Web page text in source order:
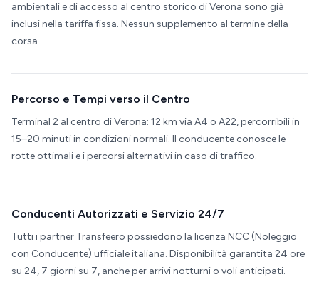
ambientali e di accesso al centro storico di Verona sono già
inclusi nella tariffa fissa. Nessun supplemento al termine della
corsa.
Percorso e Tempi verso il Centro
Terminal 2 al centro di Verona: 12 km via A4 o A22, percorribili in
15–20 minuti in condizioni normali. Il conducente conosce le
rotte ottimali e i percorsi alternativi in caso di traffico.
Conducenti Autorizzati e Servizio 24/7
Tutti i partner Transfeero possiedono la licenza NCC (Noleggio
con Conducente) ufficiale italiana. Disponibilità garantita 24 ore
su 24, 7 giorni su 7, anche per arrivi notturni o voli anticipati.